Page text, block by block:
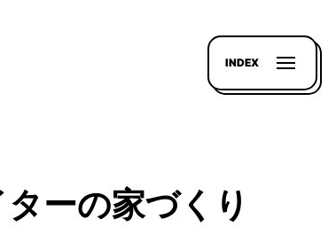
INDEX
ーの家づくり